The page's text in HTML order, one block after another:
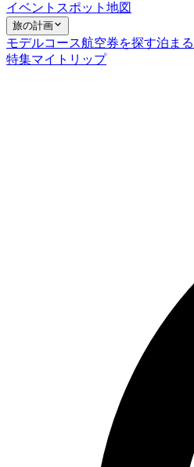
イベント スポット 地図
旅の計画
モデルコース航空券を探す泊まる
特集マイトリップ